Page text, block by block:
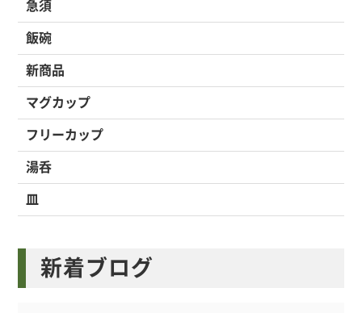
急須
飯碗
新商品
マグカップ
フリーカップ
湯呑
皿
新着ブログ